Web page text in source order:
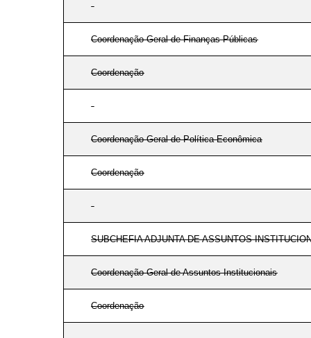
Coordenação-Geral de Finanças Públicas
Coordenação
Coordenação-Geral de Política Econômica
Coordenação
SUBCHEFIA ADJUNTA DE ASSUNTOS
Coordenação-Geral de Assuntos Institucionais
Coordenação